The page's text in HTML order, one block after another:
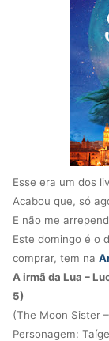
Esse era um dos
Acabou que, só
E não me
Este domingo é o
comprar, tem na
A irmã da Lua –
5)
(The Moon Sister
Personagem: